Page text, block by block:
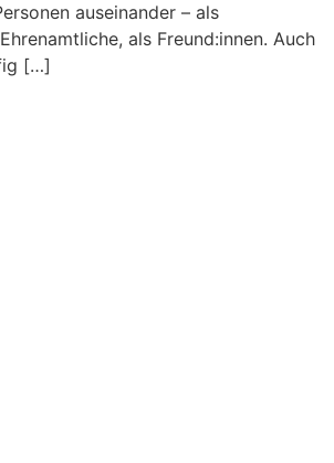
auseinander – als
als Freund:innen. Auch
[…]